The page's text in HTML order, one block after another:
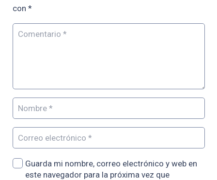
con *
Guarda mi nombre, correo electrónico y web en
este navegador para la próxima vez que